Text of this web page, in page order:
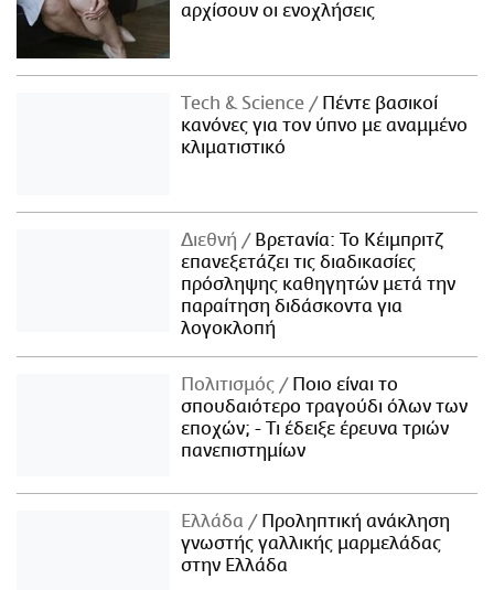
αρχίσουν οι ενοχλήσεις
Τech & Science
Πέντε βασικοί
κανόνες για τον ύπνο με αναμμένο
κλιματιστικό
Διεθνή
Βρετανία: Το Κέιμπριτζ
επανεξετάζει τις διαδικασίες
πρόσληψης καθηγητών μετά την
παραίτηση διδάσκοντα για
λογοκλοπή
Πολιτισμός
Ποιο είναι το
σπουδαιότερο τραγούδι όλων των
εποχών; - Τι έδειξε έρευνα τριών
πανεπιστημίων
Ελλάδα
Προληπτική ανάκληση
γνωστής γαλλικής μαρμελάδας
στην Ελλάδα